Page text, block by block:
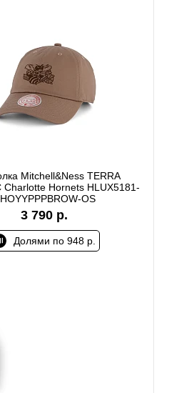
Mitchell&Ness TERRA
Charlotte Hornets HLUX5181-
OS
3 790 р.
Долями по 948 р.